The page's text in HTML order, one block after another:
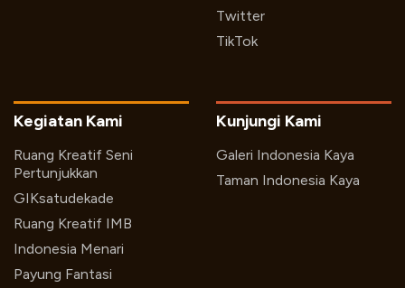
Twitter
TikTok
Kegiatan Kami
Ruang Kreatif Seni
Pertunjukkan
GIKsatudekade
Ruang Kreatif IMB
Indonesia Menari
Payung Fantasi
Kunjungi Kami
Galeri Indonesia Kaya
Taman Indonesia Kaya